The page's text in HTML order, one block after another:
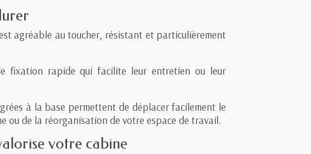
agréable au toucher, résistant et particulièrement
fixation rapide qui facilite leur entretien ou leur
à la base permettent de déplacer facilement le
ou de la réorganisation de votre espace de travail.
votre cabine